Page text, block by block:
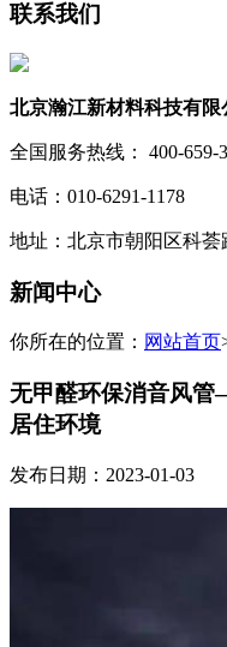
联系我们
北京瀚江新材料科技有限
全国服务热线： 400-659-
电话：010-6291-1178
地址：北京市朝阳区科
新闻中心
你所在的位置： 网站首页
无甲醛环保消音风
居住环境
发布日期：2023-01-03